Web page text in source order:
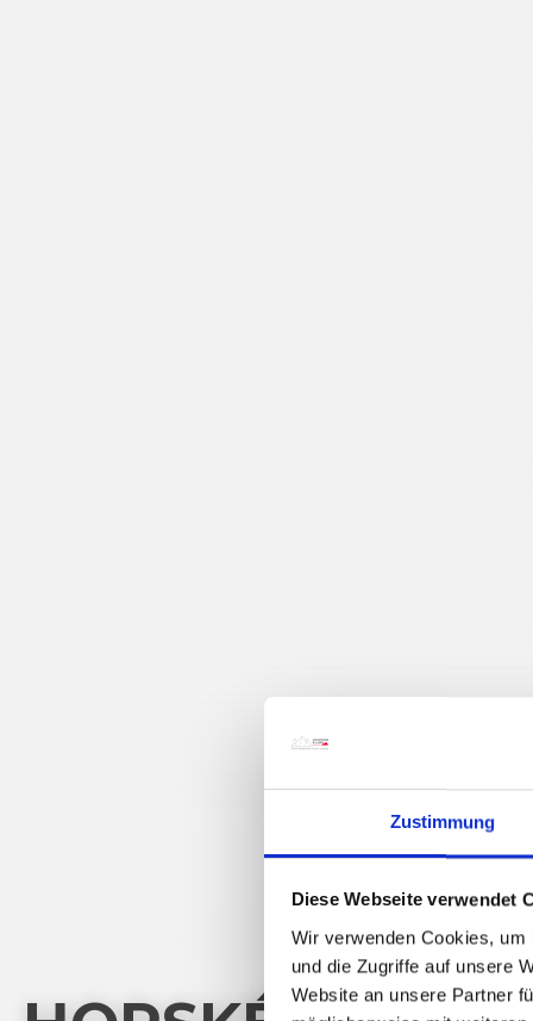
Zustimmung
Diese Webseite verwendet
Wir verwenden Cookies,
und die Zugriffe auf unsere
Website an unsere Partner